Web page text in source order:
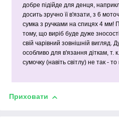
добре підійде для денця,
досить зручно її в'язати, з 6
сумка з ручками на спицях 4 мм!
тому, що виріб буде дуже
свій чарівний зовнішній вигляд.
особливо для в'язання діткам, т.
сумочку (навіть світлу) не так -
Приховати